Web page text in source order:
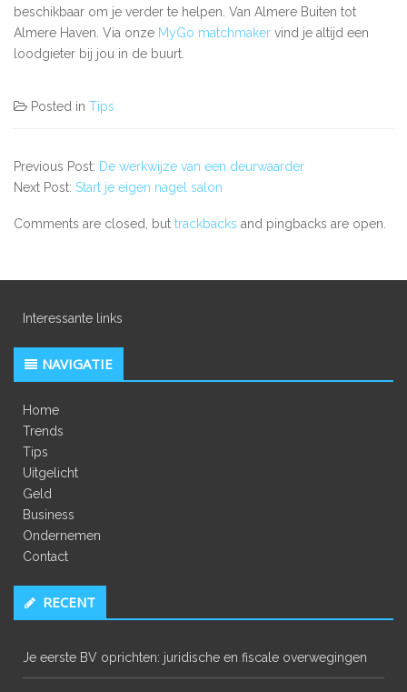
beschikbaar om je verder te helpen. Van Almere Buiten tot
Almere Haven. Via onze MyGo matchmaker vind je altijd een
loodgieter bij jou in de buurt.
Posted in Tips
Previous Post: De werkwijze van een deurwaarder
Next Post: Start je eigen nagel salon
Comments are closed, but trackbacks and pingbacks are open.
Interessante links
NAVIGATIE
Home
Trends
Tips
Uitgelicht
Geld
Business
Ondernemen
Contact
RECENT
Je eerste BV oprichten: juridische en fiscale overwegingen